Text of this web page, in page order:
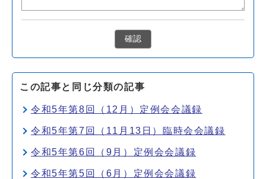
確認
この記事と同じ分類の記事
令和5年第8回（12月）定例会会議録
令和5年第7回（11月13日）臨時会会議録
令和5年第6回（9月）定例会会議録
令和5年第5回（6月）定例会会議録